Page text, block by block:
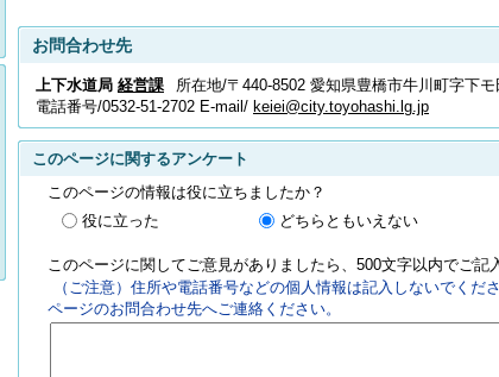
お問合わせ先
上下水道局 経営課
所在地/〒440-8502 愛知県豊橋市牛川町字下モ
電話番号/0532-51-2702 E-mail/ keiei@city.toyohashi.lg.jp
このページに関するアンケート
このページの情報は役に立ちましたか？
役に立った
どちらともいえない
このページに関してご意見がありましたら、500文字以内でご記
（ご注意）住所や電話番号などの個人情報は記入しないでく
ページのお問合わせ先へご連絡ください。